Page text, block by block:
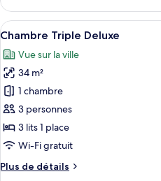
très
grand
lit
le
type
de
Chambre
Deluxe,
très
grand
lit
Afficher
toutes
les
photos
pour
ce
type
de
chambre :
Chambre
9
Chambre Triple Deluxe
Vue sur la ville
34 m²
1 chambre
3 personnes
3 lits 1 place
Wi-Fi gratuit
Plus de détails
Plus